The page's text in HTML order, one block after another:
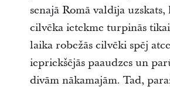
senajā Romā valdīja uzskats,
cilvēka ietekme turpinās
laika robežās cilvēki spēj
iepriekšējās paaudzes un
divām nākamajām. Tad,